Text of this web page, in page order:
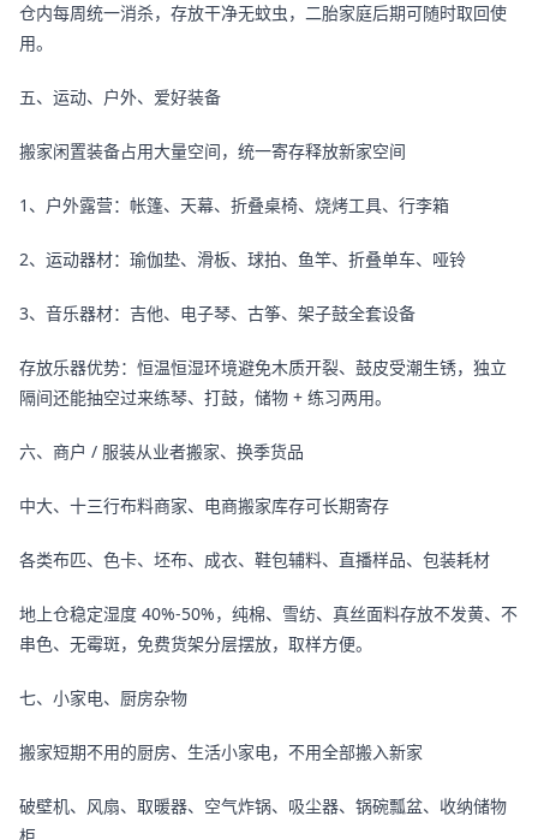
仓内每周统一消杀，存放干净无蚊虫，二胎家庭后期可随时取回使
用。
五、运动、户外、爱好装备
搬家闲置装备占用大量空间，统一寄存释放新家空间
1、户外露营：帐篷、天幕、折叠桌椅、烧烤工具、行李箱
2、运动器材：瑜伽垫、滑板、球拍、鱼竿、折叠单车、哑铃
3、音乐器材：吉他、电子琴、古筝、架子鼓全套设备
存放乐器优势：恒温恒湿环境避免木质开裂、鼓皮受潮生锈，独立
隔间还能抽空过来练琴、打鼓，储物 + 练习两用。
六、商户 / 服装从业者搬家、换季货品
中大、十三行布料商家、电商搬家库存可长期寄存
各类布匹、色卡、坯布、成衣、鞋包辅料、直播样品、包装耗材
地上仓稳定湿度 40%-50%，纯棉、雪纺、真丝面料存放不发黄、不
串色、无霉斑，免费货架分层摆放，取样方便。
七、小家电、厨房杂物
搬家短期不用的厨房、生活小家电，不用全部搬入新家
破壁机、风扇、取暖器、空气炸锅、吸尘器、锅碗瓢盆、收纳储物